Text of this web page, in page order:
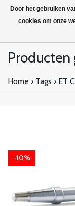
Producten
Home › Tags › ET
-10%
Door het gebruiken
cookies om onze